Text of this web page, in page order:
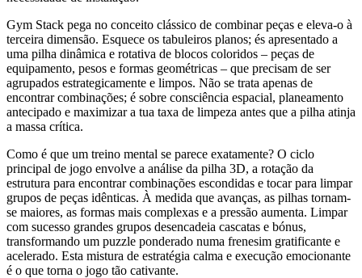
Gym Stack pega no conceito clássico de combinar peças e eleva-o à
terceira dimensão. Esquece os tabuleiros planos; és apresentado a
uma pilha dinâmica e rotativa de blocos coloridos – peças de
equipamento, pesos e formas geométricas – que precisam de ser
agrupados estrategicamente e limpos. Não se trata apenas de
encontrar combinações; é sobre consciência espacial, planeamento
antecipado e maximizar a tua taxa de limpeza antes que a pilha atinja
a massa crítica.
Como é que um treino mental se parece exatamente? O ciclo
principal de jogo envolve a análise da pilha 3D, a rotação da
estrutura para encontrar combinações escondidas e tocar para limpar
grupos de peças idênticas. À medida que avanças, as pilhas tornam-
se maiores, as formas mais complexas e a pressão aumenta. Limpar
com sucesso grandes grupos desencadeia cascatas e bónus,
transformando um puzzle ponderado numa frenesim gratificante e
acelerado. Esta mistura de estratégia calma e execução emocionante
é o que torna o jogo tão cativante.